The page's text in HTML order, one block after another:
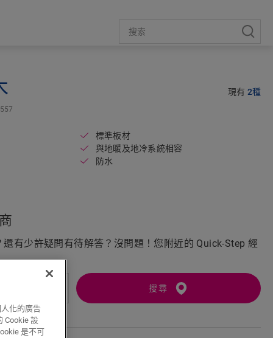
現有 2種
標準板材
與地暖及地冷系統相容
防水
有少許疑問有待解答？沒問題！您附近的 Quick-Step 經
搜尋
化的廣告
Cookie 設
是不可